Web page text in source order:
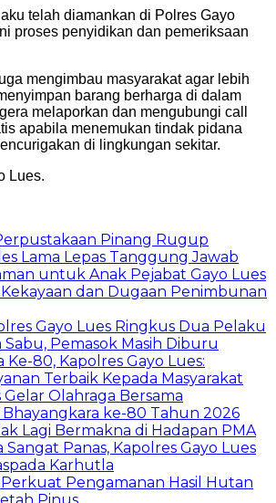
telah diamankan di Polres Gayo
proses penyidikan dan pemeriksaan
mengimbau masyarakat agar lebih
barang berharga di dalam
melaporkan dan mengubungi call
apabila menemukan tindak pidana
di lingkungan sekitar.
Lues.
Pinang Rugup
Lama Lepas Tanggung Jawab
untuk Anak Pejabat Gayo Lues
dan Dugaan Penimbunan
Gayo Lues Ringkus Dua Pelaku
Pemasok Masih Diburu
Ke-80, Kapolres Gayo Lues:
Terbaik Kepada Masyarakat
Gelar Olahraga Bersama
Bhayangkara ke-80 Tahun 2026
Lagi Bermakna di Hadapan PMA
Panas, Kapolres Gayo Lues
Karhutla
Pengamanan Hasil Hutan